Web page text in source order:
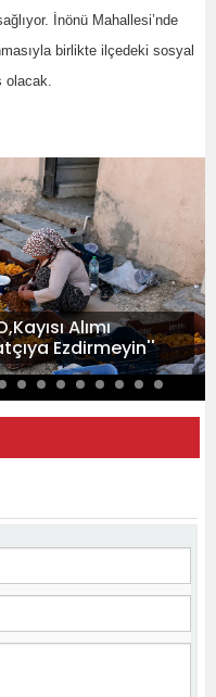
İnönü Mahallesi’nde
birlikte ilçedeki sosyal
olacak.
Alımı
Ezdirmeyin''